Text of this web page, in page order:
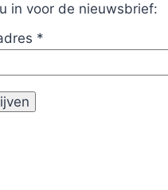
in voor de nieuwsbrief:
*